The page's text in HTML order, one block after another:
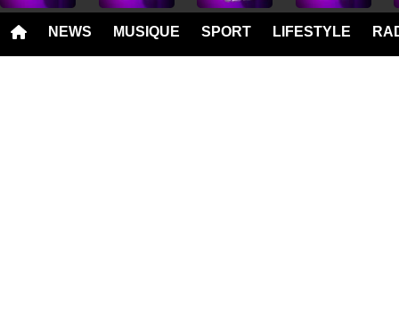
NEWS MUSIQUE SPORT LIFESTYLE